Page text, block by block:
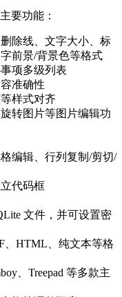
要功能：
除线、文字大小、标
前景/背景色等格式
项多级列表
准确性
样式对齐
转图片等图片编辑功
编辑、行列复制/剪切/
代码框
文件，并可设置密
、HTML、纯文本等格
、Treepad 等多款主